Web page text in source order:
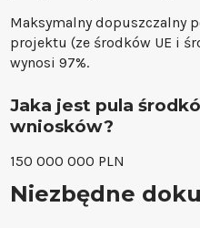
Maksymalny dopuszczalny
projektu (ze środków UE i
wynosi 97%.
Jaka jest pula
wniosków?
150 000 000 PLN
Niezbędne